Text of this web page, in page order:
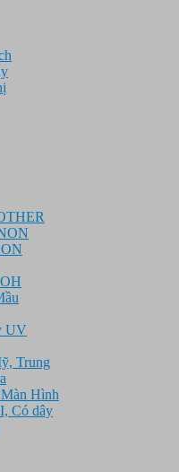
UV
Trung
Hình
Có dây